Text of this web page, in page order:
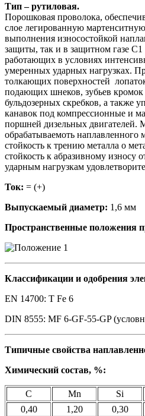
Тип – рутиловая.
Порошковая проволока,
слое легированную
выполнения износостойкой
защиты, так и в защитном газе
работающих в условиях
умеренных ударных нагрузках.
толкающих поверхностей
подающих шнеков, зубьев кромок
бульдозерных скребков, а также
канавок под компрессионные и
поршней дизельных двигателей.
обрабатываемоть наплавленного
стойкость к трению металла о
стойкость к абразивному износу
ударным нагрузкам
Ток: = (+)
Выпускаемый диаметр: 1,6 мм
Пространственные положения
Классификации и одобрения
EN 14700: T Fe 6
DIN 8555: MF 6-GF-55-GP
Типичные свойства
Химический состав, %:
C Mn Si
0,40
1,20 0,30